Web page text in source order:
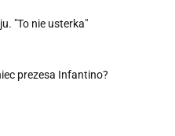
"To nie usterka"
prezesa Infantino?